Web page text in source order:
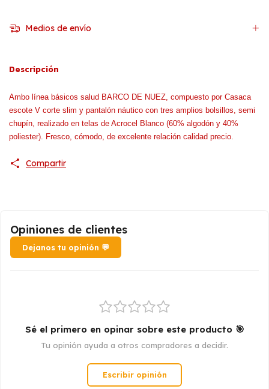
Medios de envío
Descripción
Ambo línea básicos salud BARCO DE NUEZ, compuesto por Casaca
escote V corte slim y pantalón náutico con tres amplios bolsillos, semi
chupín, realizado en telas de Acrocel Blanco (60% algodón y 40%
poliester). Fresco, cómodo, de excelente relación calidad precio.
Compartir
Opiniones de clientes
Dejanos tu opinión 💬
Sé el primero en opinar sobre este producto 🎯
Tu opinión ayuda a otros compradores a decidir.
Escribir opinión